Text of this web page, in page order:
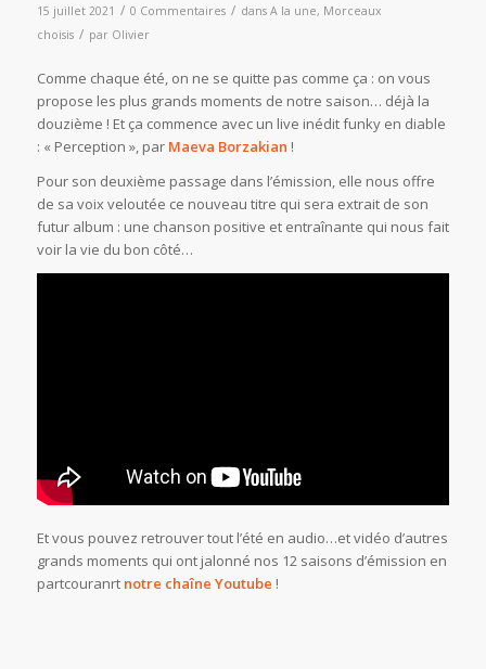
15 juillet 2021 / 0 Commentaires / dans A la une, Morceaux
choisis / par Olivier
Comme chaque été, on ne se quitte pas comme ça : on vous
propose les plus grands moments de notre saison… déjà la
douzième ! Et ça commence avec un live inédit funky en diable
: « Perception », par Maeva Borzakian !
Pour son deuxième passage dans l’émission, elle nous offre
de sa voix veloutée ce nouveau titre qui sera extrait de son
futur album : une chanson positive et entraînante qui nous fait
voir la vie du bon côté…
Et vous pouvez retrouver tout l’été en audio…et vidéo d’autres
grands moments qui ont jalonné nos 12 saisons d’émission en
partcouranrt notre chaîne Youtube !